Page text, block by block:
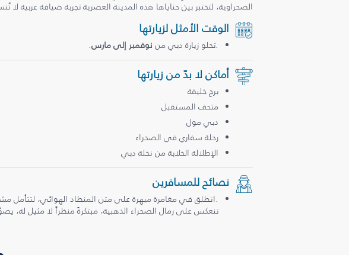
الصحراوية، لتختبر بين حناياها هذه المدينة العصرية تجربة ضيافة عربية لا
الوقت الأمثل لزيارتها
.تحلو زيارة دبي من نوفمبر إلى مارس.
أماكن لا بدّ من زيارتها
برج خليفة
متحف المستقبل
دبي مول
رحلة سفاري في الصحراء
الإطلالة الخلابة من نخلة دبي
نصائح للمسافرين
.انطلق في مغامرة مبهرة على متن المنطاد الهوائي،
تنعكس على رمال الصحراء الذهبية، مبتكرةً منظراً لا مثيل له،